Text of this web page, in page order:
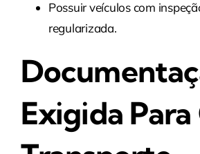
Possuir veículos com
regularizada.
Exigida Para